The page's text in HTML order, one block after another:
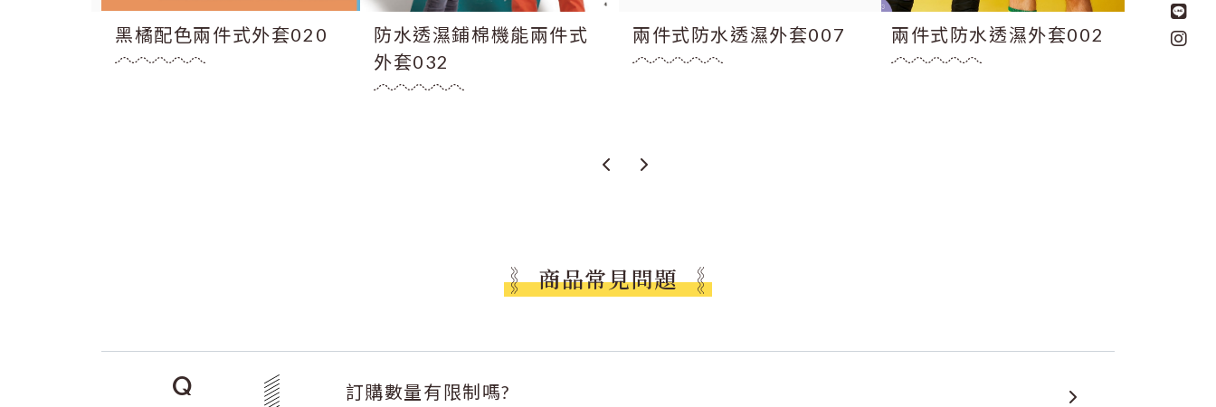
黑橘配色兩件式外套020
防水透濕鋪棉機能兩件式
外套032
兩件式防水透濕外套007 兩件式防水透濕外套002
反光
商品常見問題
Q 訂購數量有限制嗎?